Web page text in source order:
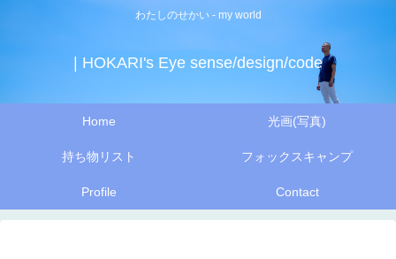
わたしのせかい - my world
| HOKARI's Eye sense/design/code
Home 光画(写真)
持ち物リスト フォックスキャンプ
Profile Contact